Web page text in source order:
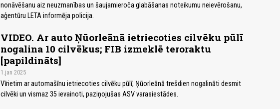
nonāvēšanu aiz neuzmanības un šaujamieroča glabāšanas noteikumu neievērošanu,
aģentūru LETA informēja policija.
VIDEO. Ar auto Ņūorleānā ietriecoties cilvēku pūlī
nogalina 10 cilvēkus; FIB izmeklē teroraktu
[papildināts]
1.jan 2025
Vīrietim ar automašīnu ietriecoties cilvēku pūlī, Ņūorleānā trešdien nogalināti desmit
cilvēki un vismaz 35 ievainoti, paziņojušas ASV varasiestādes.